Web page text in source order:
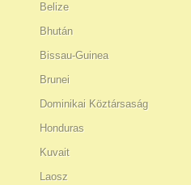
Belize
Bhután
Bissau-Guinea
Brunei
Dominikai Köztársaság
Honduras
Kuvait
Laosz